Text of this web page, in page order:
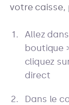
votre caisse,
Allez
boutique
cliquez
direct
Dans le